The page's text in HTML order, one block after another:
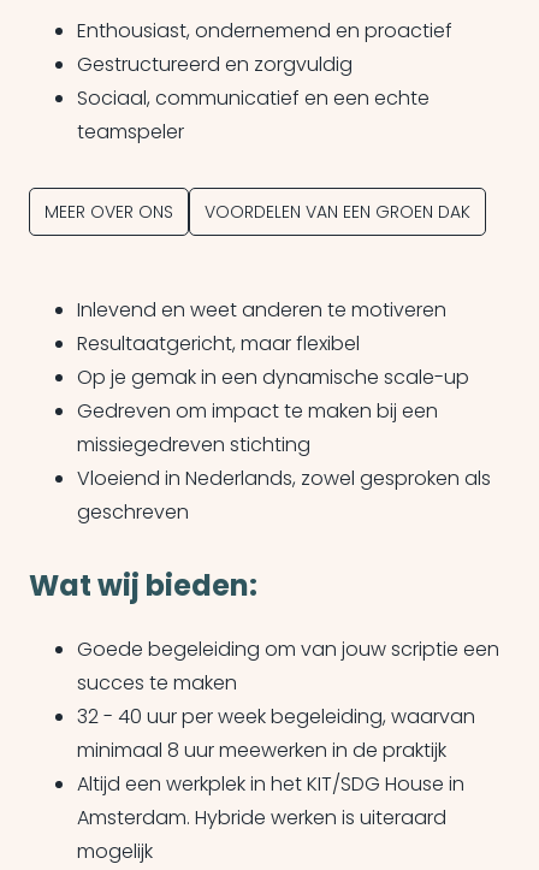
Enthousiast, ondernemend en proactief
Gestructureerd en zorgvuldig
Sociaal, communicatief en een echte
teamspeler
MEER OVER ONS VOORDELEN VAN EEN GROEN DAK
Inlevend en weet anderen te motiveren
Resultaatgericht, maar flexibel
Op je gemak in een dynamische scale-up
Gedreven om impact te maken bij een
missiegedreven stichting
Vloeiend in Nederlands, zowel gesproken als
geschreven
Wat wij bieden:
Goede begeleiding om van jouw scriptie een
succes te maken
32 - 40 uur per week begeleiding, waarvan
minimaal 8 uur meewerken in de praktijk
Altijd een werkplek in het KIT/SDG House in
Amsterdam. Hybride werken is uiteraard
mogelijk